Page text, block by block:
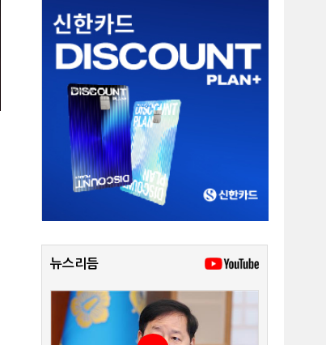
뉴스리듬